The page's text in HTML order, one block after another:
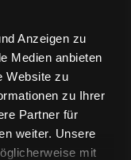
Anzeigen zu
Medien anbieten
Website zu
zu Ihrer
Partner für
weiter. Unsere
mit